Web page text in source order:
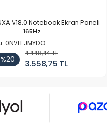
V18.0 Notebook Ekran Paneli
165Hz
0NVLEJMYDO
%20
4.448,44 TL
3.558,75 TL